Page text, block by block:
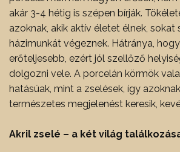
akár 3-4 hétig is szépen bírják.
azoknak, akik aktív életet élnek,
házimunkát végeznek. Hátránya,
erőteljesebb, ezért jól szellőző
dolgozni vele. A porcelán körmök
hatásúak, mint a zselések, így
természetes megjelenést keresik,
Akril zselé – a két világ